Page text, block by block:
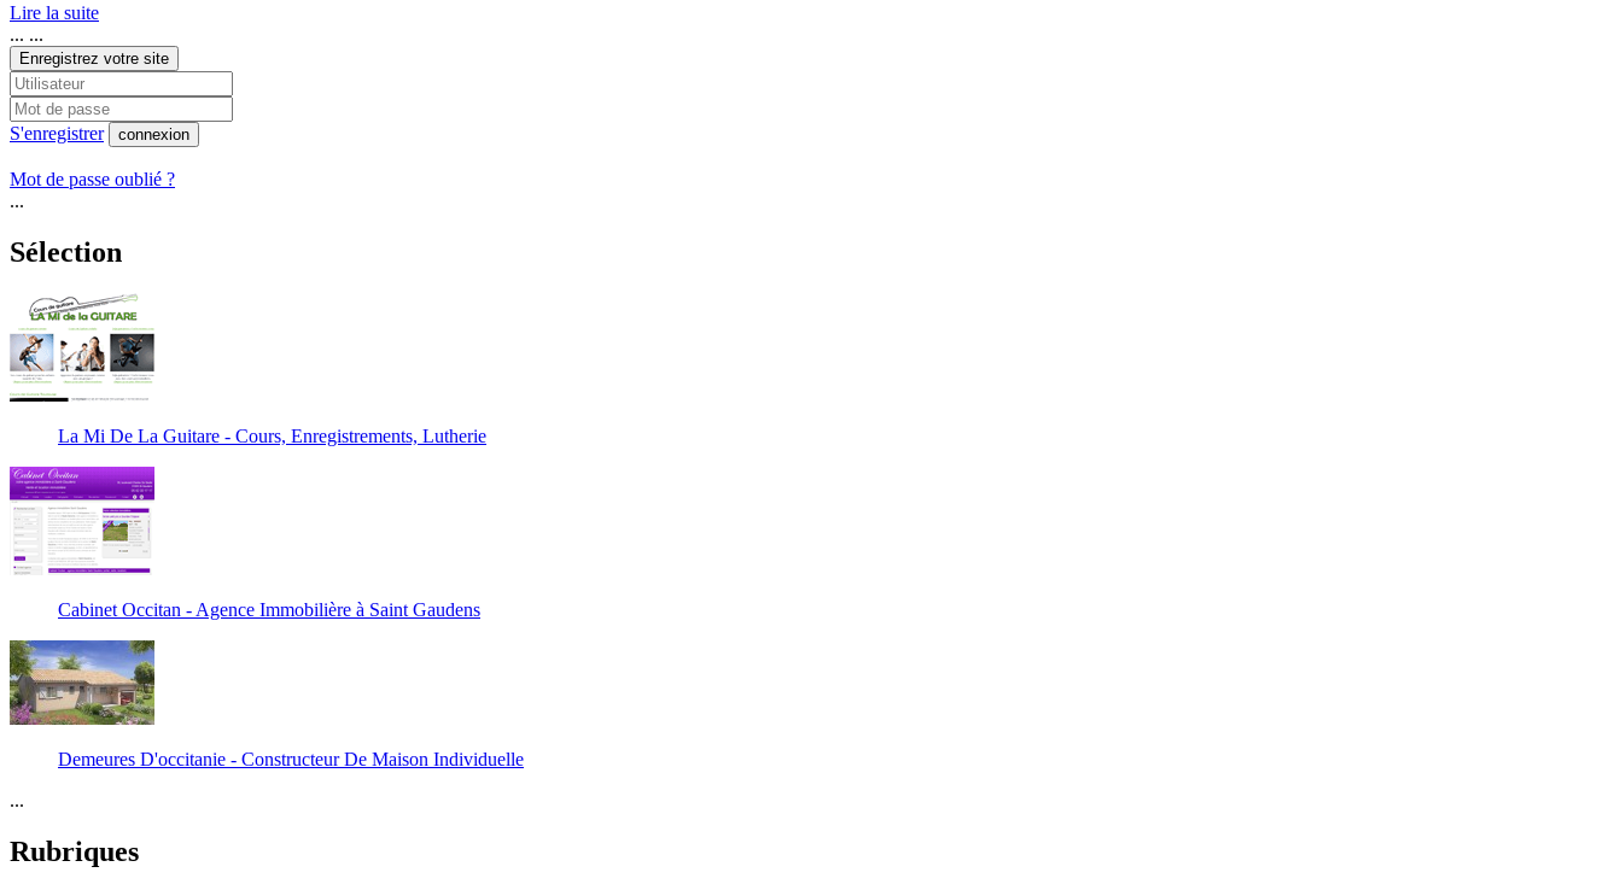
Lire la suite
... ...
Enregistrez votre site
S'enregistrer connexion
Mot de passe oublié ?
...
Sélection
La Mi De La Guitare - Cours, Enregistrements, Lutherie
Cabinet Occitan - Agence Immobilière à Saint Gaudens
Demeures D'occitanie - Constructeur De Maison Individuelle
...
Rubriques